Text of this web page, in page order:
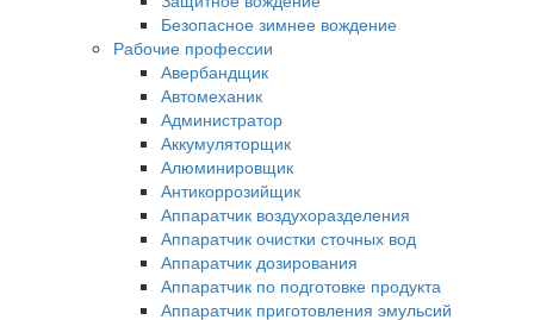
Безопасное зимнее вождение
Рабочие профессии
Авербандщик
Автомеханик
Администратор
Аккумуляторщик
Алюминировщик
Антикоррозийщик
Аппаратчик воздухоразделения
Аппаратчик очистки сточных вод
Аппаратчик дозирования
Аппаратчик по подготовке продукта
Аппаратчик приготовления эмульсий